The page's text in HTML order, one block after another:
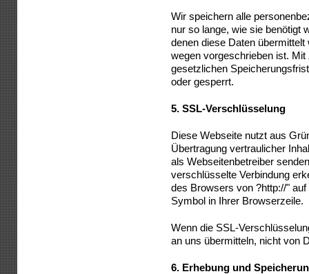
Wir speichern alle
nur so lange, wie sie benötigt
denen diese Daten
wegen vorgeschrieben ist.
gesetzlichen
oder gesperrt.
5. SSL-Verschlüsselung
Diese Webseite nutzt aus
Übertragung vertraulicher
als Webseitenbetreiber
verschlüsselte Verbindung
des Browsers von ?http://"
Symbol in Ihrer Browserzeile.
Wenn die SSL-
an uns übermitteln, nicht von
6. Erhebung und